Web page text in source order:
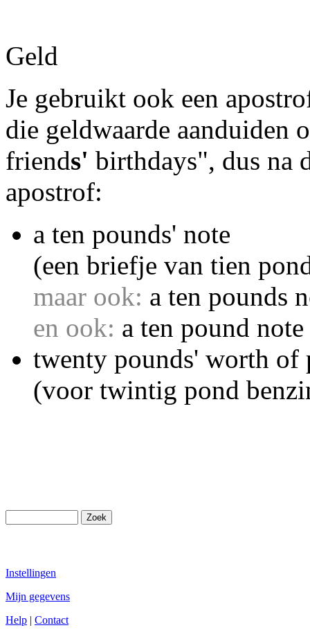
Geld
Je gebruikt ook een
die geldwaarde aanduiden
friends' birthdays", dus na
apostrof:
a ten pounds' note
(een briefje van tien
maar ook: a ten pounds
en ook: a ten pound note
twenty pounds' worth
(voor twintig pond
Instellingen
Mijn gegevens
Help | Contact